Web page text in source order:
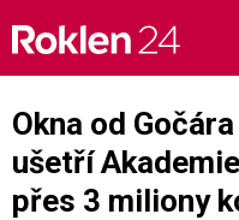
content
Okna od
ušetří
přes 3 miliony